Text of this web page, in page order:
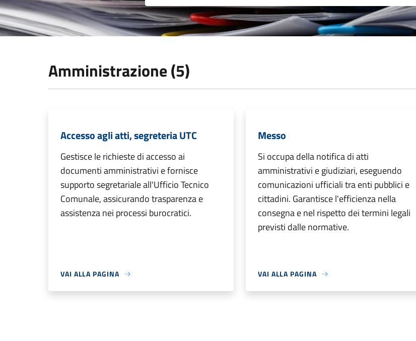
Amministrazione (5)
Accesso agli atti, segreteria UTC
Gestisce le richieste di accesso ai
documenti amministrativi e fornisce
supporto segretariale all'Ufficio Tecnico
Comunale, assicurando trasparenza e
assistenza nei processi burocratici.
VAI ALLA PAGINA
Messo
Si occupa della notifica di atti
amministrativi e giudiziari, eseguendo
comunicazioni ufficiali tra enti pubblici e
cittadini. Garantisce l'efficienza nella
consegna e nel rispetto dei termini legali
previsti dalle normative.
VAI ALLA PAGINA